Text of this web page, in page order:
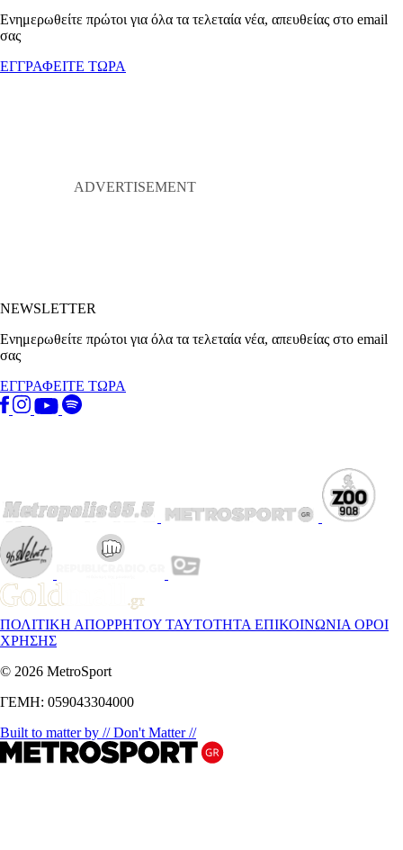
Ενημερωθείτε πρώτοι για όλα τα τελεταία νέα, απευθείας στο email
σας
ΕΓΓΡΑΦΕΙΤΕ ΤΩΡΑ
NEWSLETTER
Ενημερωθείτε πρώτοι για όλα τα τελεταία νέα, απευθείας στο email
σας
ΕΓΓΡΑΦΕΙΤΕ ΤΩΡΑ
ΠΟΛΙΤΙΚΗ ΑΠΟΡΡΗΤΟΥ ΤΑΥΤΟΤΗΤΑ ΕΠΙΚΟΙΝΩΝΙΑ ΟΡΟΙ
ΧΡΗΣΗΣ
© 2026 MetroSport
ΓΕΜΗ: 059043304000
Built to matter by // Don't Matter //